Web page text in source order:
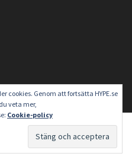
cookies. Genom att fortsätta HYPE.se
veta mer,
Cookie-policy